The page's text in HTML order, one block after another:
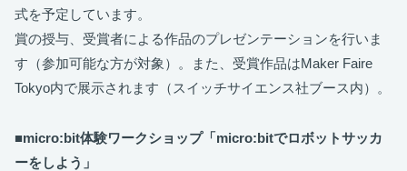
式を予定しています。
賞の授与、受賞者による作品のプレゼンテーションを行いま
す（参加可能な方が対象）。また、受賞作品はMaker Faire
Tokyo内で展示されます（スイッチサイエンス社ブース内）。
■micro:bit体験ワークショップ「micro:bitでロボットサッカ
ーをしよう」